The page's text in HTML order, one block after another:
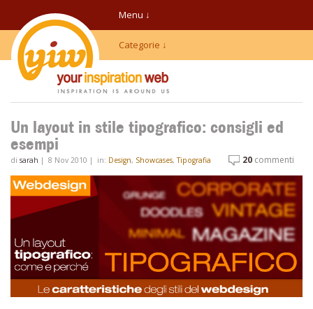
Menu ↓
Categorie ↓
Un layout in stile tipografico: consigli ed
esempi
di sarah | 8 Nov 2010 | in: Design, Showcases,Tipografia 20 commenti